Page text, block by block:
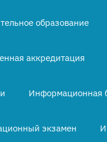
образование
аккредитация
Информационная
экзамен